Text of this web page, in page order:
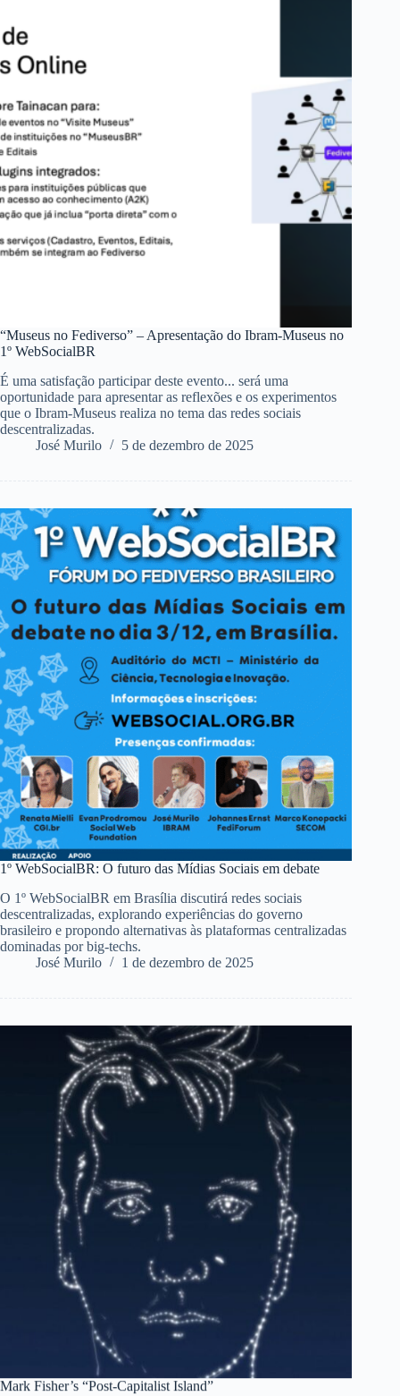
“Museus no Fediverso” – Apresentação do Ibram-Museus no
1º WebSocialBR
É uma satisfação participar deste evento... será uma
oportunidade para apresentar as reflexões e os experimentos
que o Ibram-Museus realiza no tema das redes sociais
descentralizadas.
José Murilo
5 de dezembro de 2025
1º WebSocialBR: O futuro das Mídias Sociais em debate
O 1º WebSocialBR em Brasília discutirá redes sociais
descentralizadas, explorando experiências do governo
brasileiro e propondo alternativas às plataformas centralizadas
dominadas por big-techs.
José Murilo
1 de dezembro de 2025
Mark Fisher’s “Post-Capitalist Island”